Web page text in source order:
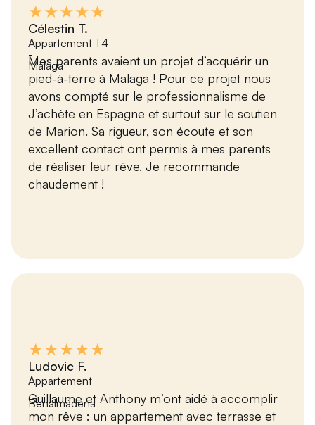
★★★★★
Célestin T.
Appartement T4
-
Málaga
Mes parents avaient un projet d’acquérir un
pied-à-terre à Malaga ! Pour ce projet nous
avons compté sur le professionnalisme de
J’achète en Espagne et surtout sur le soutien
de Marion. Sa rigueur, son écoute et son
excellent contact ont permis à mes parents
de réaliser leur rêve. Je recommande
chaudement !
★★★★★
Ludovic F.
Appartement
-
Benalmádena
Guillaume et Anthony m’ont aidé à accomplir
mon rêve : un appartement avec terrasse et